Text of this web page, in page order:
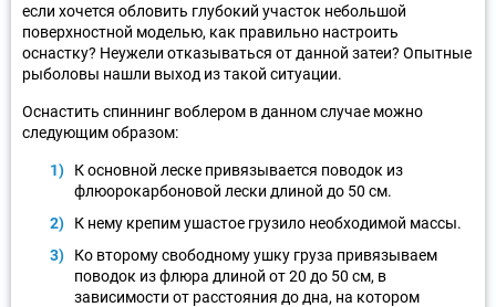
если хочется обловить глубокий участок небольшой
поверхностной моделью, как правильно настроить
оснастку? Неужели отказываться от данной затеи? Опытные
рыболовы нашли выход из такой ситуации.
Оснастить спиннинг воблером в данном случае можно
следующим образом:
К основной леске привязывается поводок из
флюорокарбоновой лески длиной до 50 см.
К нему крепим ушастое грузило необходимой массы.
Ко второму свободному ушку груза привязываем
поводок из флюра длиной от 20 до 50 см, в
зависимости от расстояния до дна, на котором